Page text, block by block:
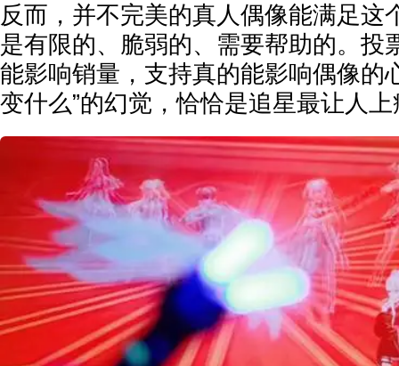
反而，并不完美的真人偶像能满足这
是有限的、脆弱的、需要帮助的。投
能影响销量，支持真的能影响偶像的
变什么”的幻觉，恰恰是追星最让人